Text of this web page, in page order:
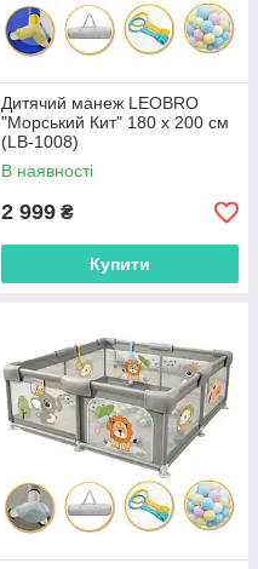
Дитячий манеж LEOBRO
"Морський Кит" 180 x 200 см
(LB-1008)
В наявності
2 999 ₴
Купити